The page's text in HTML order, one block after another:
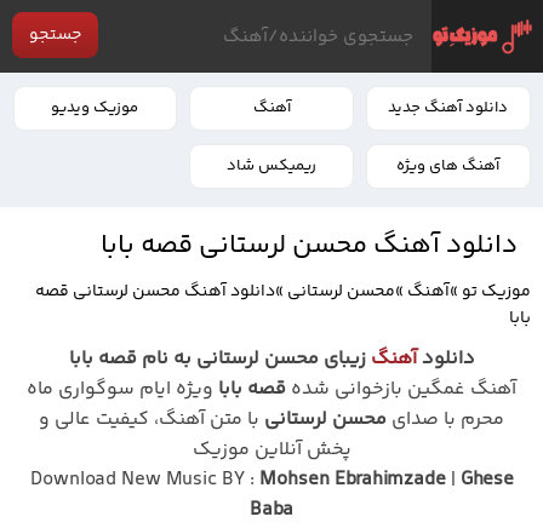
جستجو
دانلود آهنگ جدید آهنگ موزیک ویدیو
آهنگ های ویژه ریمیکس شاد
دانلود آهنگ محسن لرستانی قصه بابا
موزیک تو »آهنگ »محسن لرستانی »دانلود آهنگ محسن لرستانی قصه
بابا
دانلودآهنگ زیبای محسن لرستانی به نام قصه بابا
آهنگ غمگین بازخوانی شده قصه بابا ویژه ایام سوگواری ماه
محرم با صدای محسن لرستانی با متن آهنگ، کیفیت عالی و
پخش آنلاین موزیک
Download New Music BY : Mohsen Ebrahimzade| Ghese
Baba